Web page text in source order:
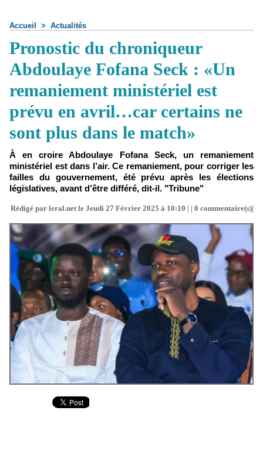
Accueil > Actualités
Pronostic du chroniqueur
Abdoulaye Fofana Seck : «Un
remaniement ministériel est
prévu en avril…car certains ne
sont plus dans le match»
À en croire Abdoulaye Fofana Seck, un remaniement
ministériel est dans l’air. Ce remaniement, pour corriger les
failles du gouvernement, été prévu après les élections
législatives, avant d’être différé, dit-il. "Tribune"
Rédigé par leral.net le Jeudi 27 Février 2025 à 10:10 | | 0 commentaire(s)|